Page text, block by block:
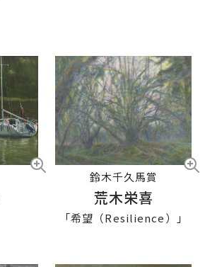
鈴木千久馬賞
荒木栄喜
「希望（Resilience）」